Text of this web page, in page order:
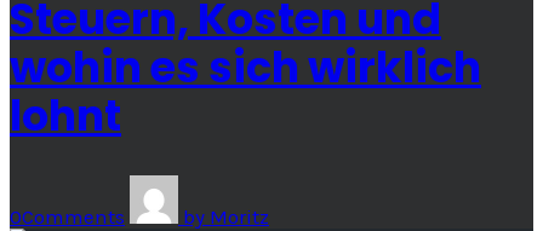
Steuern, Kosten und
wohin es sich wirklich
lohnt
0Comments by Moritz